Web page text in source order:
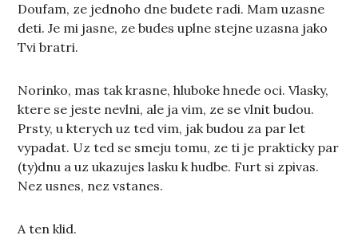
Doufam, ze jednoho dne budete radi. Mam uzasne
deti. Je mi jasne, ze budes uplne stejne uzasna jako
Tvi bratri.
Norinko, mas tak krasne, hluboke hnede oci. Vlasky,
ktere se jeste nevlni, ale ja vim, ze se vlnit budou.
Prsty, u kterych uz ted vim, jak budou za par let
vypadat. Uz ted se smeju tomu, ze ti je prakticky par
(ty)dnu a uz ukazujes lasku k hudbe. Furt si zpivas.
Nez usnes, nez vstanes.
A ten klid.